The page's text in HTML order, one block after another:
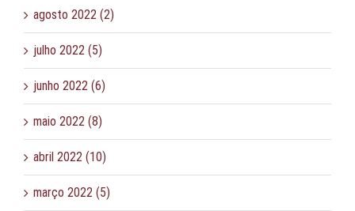
agosto 2022 (2)
julho 2022 (5)
junho 2022 (6)
maio 2022 (8)
abril 2022 (10)
março 2022 (5)